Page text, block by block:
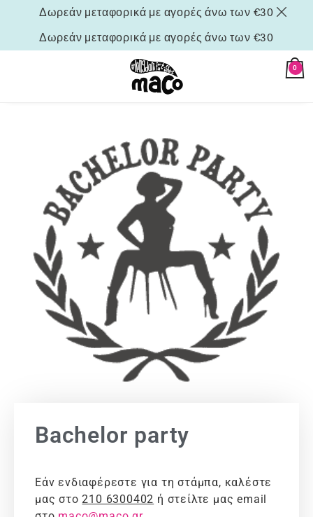
Δωρεάν μεταφορικά με αγορές άνω των €30
Δωρεάν μεταφορικά με αγορές άνω των €30
0
Bachelor party
Εάν ενδιαφέρεστε για τη στάμπα, καλέστε
μας στο210 6300402 ή στείλτε μας email